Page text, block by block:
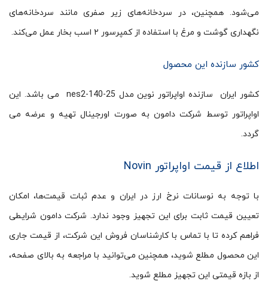
می‌شود. همچنین، در سردخانه‌های زیر صفری مانند سردخانه‌های
نگهداری گوشت و مرغ با استفاده از کمپرسور ۲ اسب بخار عمل می‌کند.
کشور سازنده این محصول
کشور ایران سازنده اواپراتور نوین مدل nes2-140-25 می باشد. این
اواپراتور توسط شرکت دامون به صورت اورجینال تهیه و عرضه می
گردد.
اطلاع از قیمت اواپراتور Novin
با توجه به نوسانات نرخ ارز در ایران و عدم ثبات قیمت‌ها، امکان
تعیین قیمت ثابت برای این تجهیز وجود ندارد. شرکت دامون شرایطی
فراهم کرده تا با تماس با کارشناسان فروش این شرکت، از قیمت جاری
این محصول مطلع شوید، همچنین می‌توانید با مراجعه به بالای صفحه،
از بازه قیمتی این تجهیز مطلع شوید.